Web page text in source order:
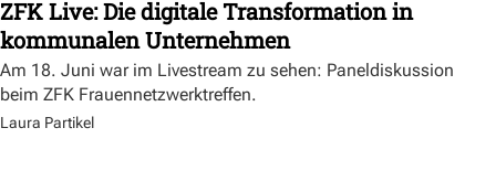
ZFK Live: Die digitale Transformation in
kommunalen Unternehmen
Am 18. Juni war im Livestream zu sehen: Paneldiskussion
beim ZFK Frauennetzwerktreffen.
Laura Partikel